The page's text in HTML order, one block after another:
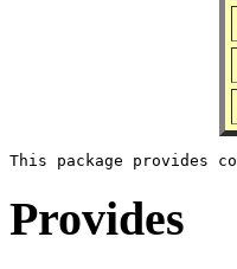
Provides